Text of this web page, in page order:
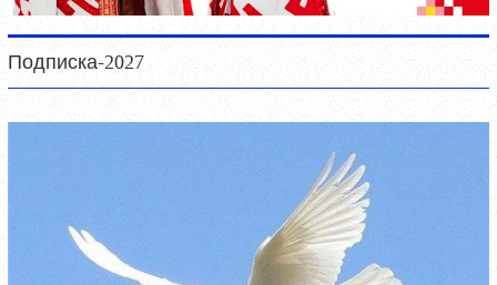
Подписка-2027